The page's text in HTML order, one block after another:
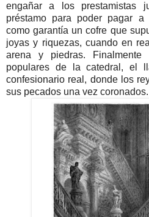
engañar a los prestamistas
préstamo para poder pagar a
como garantía un cofre que
joyas y riquezas, cuando en
arena y piedras. Finalmente
populares de la catedral, el
confesionario real, donde los
sus pecados una vez coronados.